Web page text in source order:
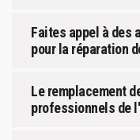
Faites appel à des
pour la réparation
Le remplacement
professionnels de